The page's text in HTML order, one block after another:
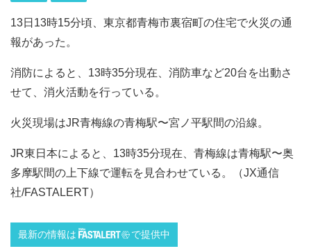
13日13時15分頃、東京都青梅市裏宿町の住宅で火災の通
報があった。
消防によると、13時35分現在、消防車など20台を出動さ
せて、消火活動を行っている。
火災現場はJR青梅線の青梅駅〜宮ノ平駅間の沿線。
JR東日本によると、13時35分現在、青梅線は青梅駅〜奥
多摩駅間の上下線で運転を見合わせている。（JX通信
社/FASTALERT）
最新の情報は で提供中